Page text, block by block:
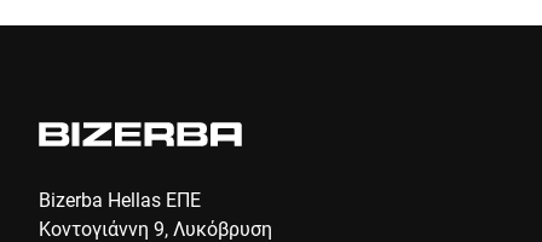
Χώρα *
Bizerba Hellas ΕΠΕ
Κοντογιάννη 9, Λυκόβρυση